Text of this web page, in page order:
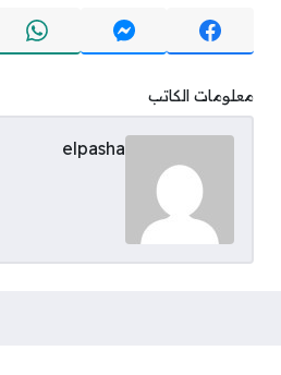
معلومات الكاتب
elpasha